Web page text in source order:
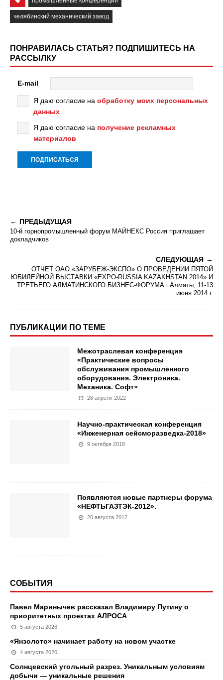
челябинский механический завод
ПОНРАВИЛАСЬ СТАТЬЯ? ПОДПИШИТЕСЬ НА
РАССЫЛКУ
E-mail
Я даю согласие на обработку моих персональных
данных
Я даю согласие на получение рекламных
материалов
ПРЕДЫДУЩАЯ
10-й горнопромышленный форум МАЙНЕКС Россия приглашает
докладчиков
СЛЕДУЮЩАЯ
ОТЧЕТ ОАО «ЗАРУБЕЖ-ЭКСПО» О ПРОВЕДЕНИИ ПЯТОЙ
ЮБИЛЕЙНОЙ ВЫСТАВКИ «EXPO-RUSSIA KAZAKHSTAN 2014» И
ТРЕТЬЕГО АЛМАТИНСКОГО БИЗНЕС-ФОРУМА г.Алматы, 11-13
июня 2014 г.
ПУБЛИКАЦИИ ПО ТЕМЕ
Межотраслевая конференция
«Практические вопросы
обслуживания промышленного
оборудования. Электроника.
Механика. Софт»
28 апреля 2022
Научно-практическая конференция
«Инженерная сейсморазведка-2018»
9 октября 2018
Появляются новые партнеры форума
«НЕФТЬГАЗТЭК-2012».
20 августа 2012
СОБЫТИЯ
Павел Маринычев рассказал Владимиру Путину о
приоритетных проектах АЛРОСА
5 августа 2026
«Янзолото» начинает работу на новом участке
4 августа 2026
Солнцевский угольный разрез. Уникальным условиям
добычи — уникальные решения